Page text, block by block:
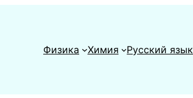
Физика
Химия Русский язык